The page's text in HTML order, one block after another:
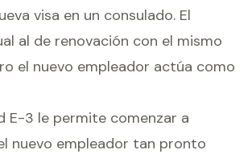
visa en un consulado. El
al de renovación con el mismo
el nuevo empleador actúa como
E-3 le permite comenzar a
nuevo empleador tan pronto